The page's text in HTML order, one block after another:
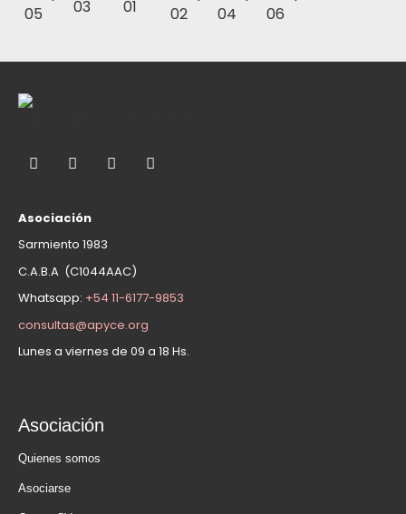
Asociación
Sarmiento 1983
C.A.B.A (C1044AAC)
Whatsapp: +54 11-6177-9853
consultas@apyce.org
Lunes a viernes de 09 a 18 Hs.
Asociación
Quienes somos
Asociarse